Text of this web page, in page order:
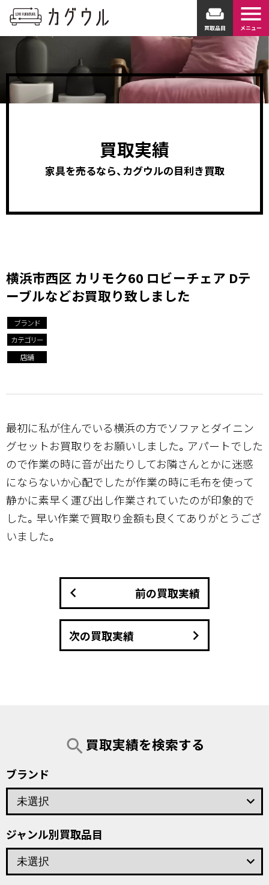
weekend
買取品目
menu
メニュー
買取実績
家具を売るなら、カグウルの目利き買取
横浜市西区 カリモク60 ロビーチェア Dテ
ーブルなどお買取り致しました
ブランド
カテゴリー
店舗
最初に私が住んでいる横浜の方でソファとダイニン
グセットお買取りをお願いしました。アパートでした
ので作業の時に音が出たりしてお隣さんとかに迷惑
にならないか心配でしたが作業の時に毛布を使って
静かに素早く運び出し作業されていたのが印象的で
した。早い作業で買取り金額も良くてありがとうござ
いました。
前の買取実績
keyboard_arrow_left
次の買取実績 keyboard_arrow_right
search買取実績を検索する
ブランド
keyboard_arrow_down
ジャンル別買取品目
keyboard_arrow_down